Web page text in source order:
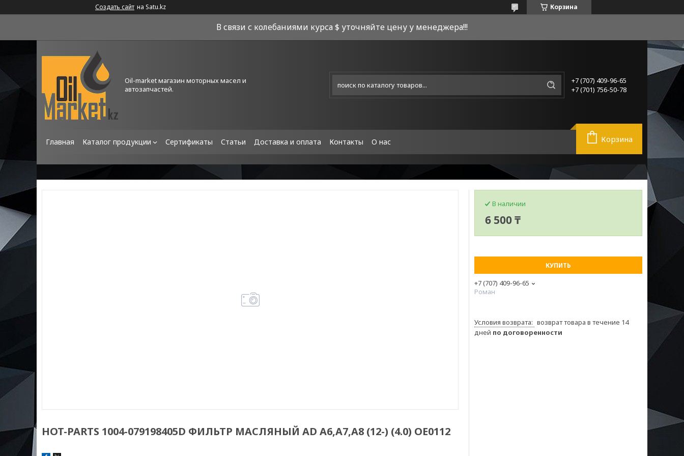
Создать сайт на Satu.kz Корзина
В связи с колебаниями курса $ уточняйте цену у менеджера!!!
Oil-market магазин моторных масел и
автозапчастей.
+7 (707) 409-96-65
+7 (701) 756-50-78
Главная Каталог продукции Сертификаты Статьи Доставка и оплата Контакты О нас Корзина
HOT-PARTS 1004-079198405D ФИЛЬТР МАСЛЯНЫЙ AD A6,A7,A8 (12-) (4.0) OE0112
В наличии
6 500 ₸
КУПИТЬ
+7 (707) 409-96-65
Роман
возврат товара в течение 14
дней по договоренности